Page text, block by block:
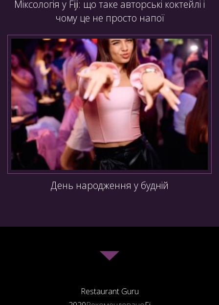
Міксологія у Fiji: що таке авторські коктейлі і
чому це не просто напої
День народження у будній
Restaurant Guru